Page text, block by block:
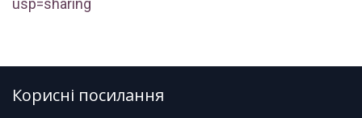
usp=sharing
Корисні посилання